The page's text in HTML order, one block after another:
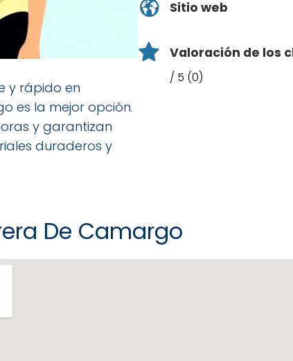
y rápido en
es la mejor opción.
y garantizan
duraderos y
Sitio web
Valoración de los
/ 5 (0)
De Camargo